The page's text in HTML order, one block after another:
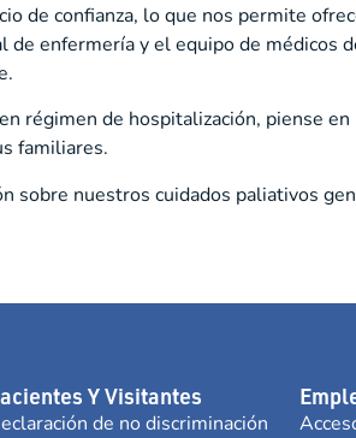
de confianza, lo que nos permite
enfermería y el equipo de médicos
régimen de hospitalización, piense
familiares.
sobre nuestros cuidados paliativos
Y Visitantes
de no discriminación